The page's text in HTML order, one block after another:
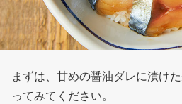
まずは、甘めの醤油ダレに漬け
ってみてください。